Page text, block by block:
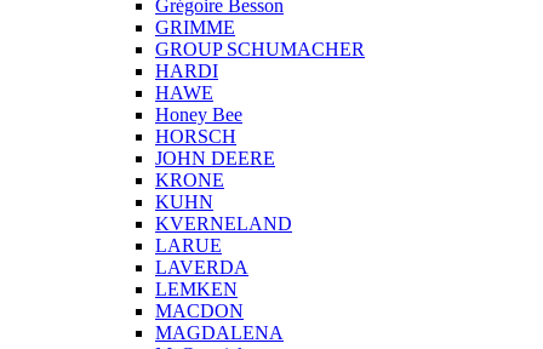
Grégoire Besson
GRIMME
GROUP SCHUMACHER
HARDI
HAWE
Honey Bee
HORSCH
JOHN DEERE
KRONE
KUHN
KVERNELAND
LARUE
LAVERDA
LEMKEN
MACDON
MAGDALENA